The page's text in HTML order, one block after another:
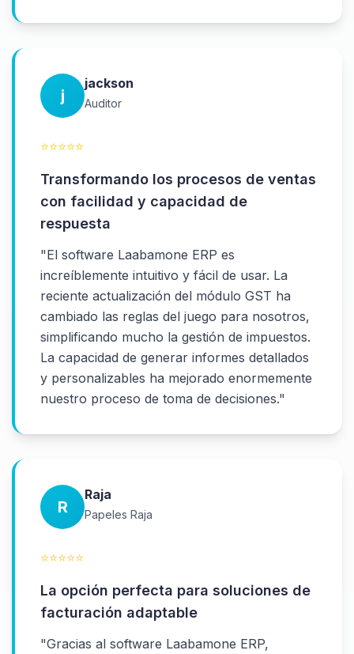
j
jackson
Auditor
⭐⭐⭐⭐⭐
Transformando los procesos de ventas
con facilidad y capacidad de
respuesta
"El software Laabamone ERP es
increíblemente intuitivo y fácil de usar. La
reciente actualización del módulo GST ha
cambiado las reglas del juego para nosotros,
simplificando mucho la gestión de impuestos.
La capacidad de generar informes detallados
y personalizables ha mejorado enormemente
nuestro proceso de toma de decisiones."
R
Raja
Papeles Raja
⭐⭐⭐⭐⭐
La opción perfecta para soluciones de
facturación adaptable
"Gracias al software Laabamone ERP,